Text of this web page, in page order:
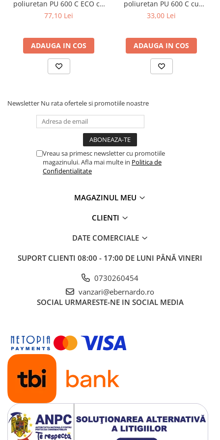
Masini electrice de filetat
Exhaustor pentru aschii metal
magnetica
Instalatii de spalare a pieselor
Lame de ferastrau cu varf din
Panze de taiere cu banda verticala
Panze de taiere metal pentru
Roti de lustruit
Standuri pentru ferăstraie cu
Standuri pentru mașini de găurit și
Standuri pentru mașini de șlefuit
poliuretan PU 600 C ECO cu
insertie metalica diametru
77,10 Lei
ADAUGA IN COS
poliuretan PU 600 C cu
insertie metalica, diametru
33,00 Lei
ADAUGA IN COS
Newsletter Nu rata ofertele si promotiile noastre
Vreau sa primesc newsletter cu promotiile
magazinului. Afla mai multe in Politica de
Confidentialitate
MAGAZINUL MEU
CLIENTI
DATE COMERCIALE
SUPORT CLIENTI 08:00 - 17:00 DE LUNI PÂNĂ VINERI
0730260454
vanzari@ebernardo.ro
SOCIAL URMARESTE-NE IN SOCIAL MEDIA